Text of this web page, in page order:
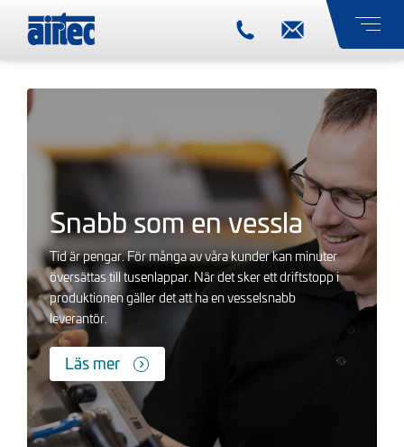
Snabb som en vessla
Tid är pengar. För många av våra kunder kan minuter
översättas till tusenlappar. När det sker ett driftstopp i
produktionen gäller det att ha en vesselsnabb
leverantör.
Läs mer